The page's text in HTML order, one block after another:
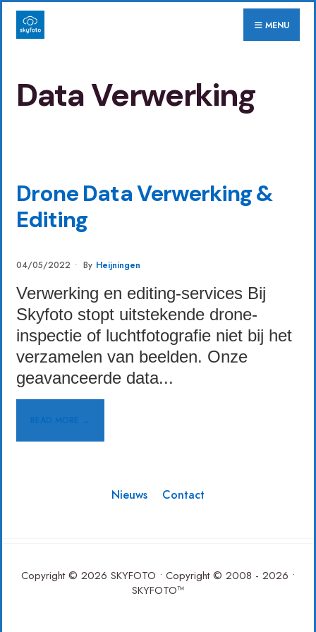
Skip
MENU
Data Verwerking
DIENSTEN
Drone Data Verwerking &
Editing
04/05/2022 • By Heijningen
Verwerking en editing-services Bij
Skyfoto stopt uitstekende drone-
inspectie of luchtfotografie niet bij het
verzamelen van beelden. Onze
geavanceerde data...
READ MORE →
Nieuws Contact
Copyright © 2026 SKYFOTO • Copyright © 2008 - 2026 •
SKYFOTO™
for: